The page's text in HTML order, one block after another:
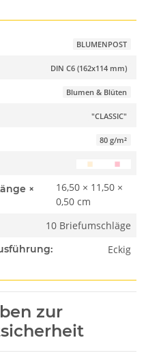
BLUMENPOST
DIN C6 (162x114 mm)
Blumen & Blüten
"CLASSIC"
80 g/m²
×
16,50 × 11,50 ×
0,50 cm
10 Briefumschläge
Eckig
zur